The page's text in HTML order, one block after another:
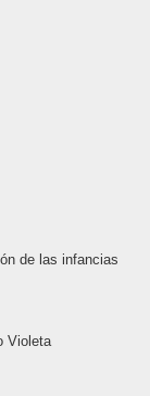
de las infancias
Violeta